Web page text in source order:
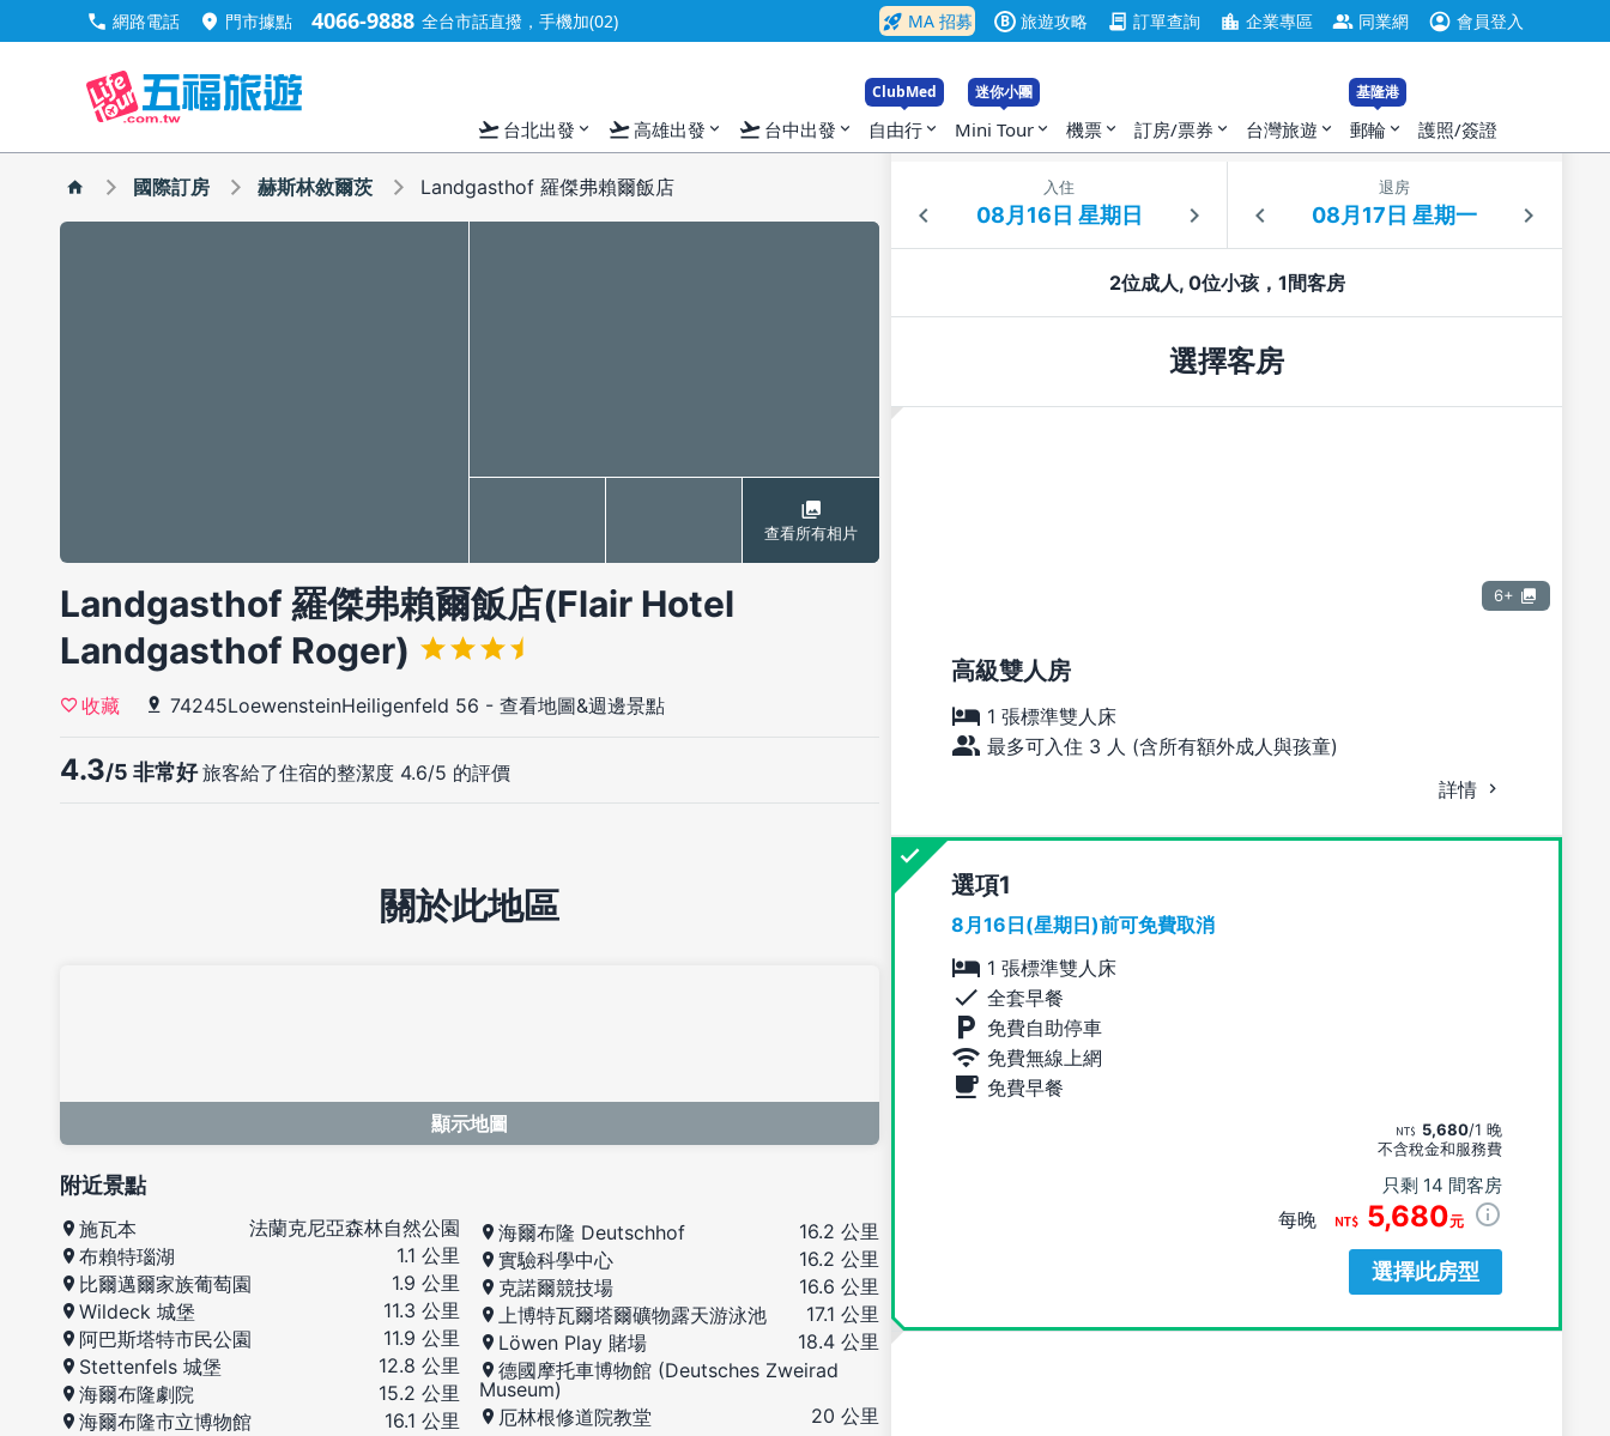
call 網路電話 location_on 門市據點 4066-9888 全台市話直撥，手機加(02) rocket_launch MA 招募 B 旅遊攻略 contract 訂單查詢 location_city 企業專區 group 同業網 account_circle 會員登入
flight_takeoff 台北出發 expand_more flight_takeoff高雄出發 expand_more flight_takeoff 台中出發 expand_more
ClubMed
自由行 expand_more
迷你小團
Mini Tour expand_more 機票 expand_more 訂房/票券 expand_more 台灣旅遊 expand_more
基隆港
郵輪 expand_more 護照/簽證
國際訂房 赫斯林敘爾茨 Landgasthof 羅傑弗賴爾飯店
查看所有相片
Landgasthof 羅傑弗賴爾飯店(Flair Hotel
Landgasthof Roger)
收藏 74245LoewensteinHeiligenfeld 56 - 查看地圖&週邊景點
4.3/5 非常好旅客給了住宿的整潔度 4.6/5 的評價
入住 退房
2位成人, 0位小孩，1間客房
選擇客房
6+
高級雙人房
1 張標準雙人床
最多可入住 3 人 (含所有額外成人與孩童)
詳情
選項
8月16日(星期日)前可免費取消
1 張標準雙人床
全套早餐
免費自助停車
免費無線上網
免費早餐
5,680/1 晚
不含稅金和服務費
只剩 14 間客房
每晚 5,680元
選擇此房型
關於此地區
顯示地圖
附近景點
施瓦本
法蘭克尼亞森林自然公園
布賴特瑙湖
1.1 公里
比爾邁爾家族葡萄園
1.9 公里
Wildeck 城堡
11.3 公里
阿巴斯塔特市民公園
11.9 公里
Stettenfels 城堡
12.8 公里
海爾布隆劇院
15.2 公里
海爾布隆市立博物館
16.1 公里
海爾布隆 Deutschhof
16.2 公里
實驗科學中心
16.2 公里
克諾爾競技場
16.6 公里
上博特瓦爾塔爾礦物露天游泳池
17.1 公里
Löwen Play 賭場
18.4 公里
德國摩托車博物館 (Deutsches Zweirad
Museum)
厄林根修道院教堂
20 公里